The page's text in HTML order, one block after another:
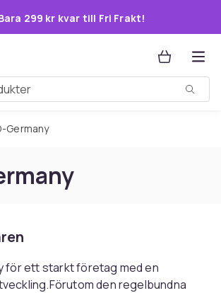
299 kr kvar till Fri Frakt!
Germany
för ett starkt företag med en
den regelbundna